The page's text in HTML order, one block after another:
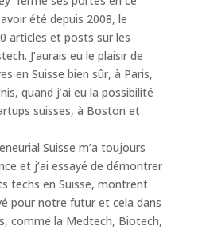
été depuis 2008, le
articles et posts sur les
J’aurais eu le plaisir de
en Suisse bien sûr, à Paris,
quand j’ai eu la possibilité
suisses, à Boston et
Suisse m’a toujours
et j’ai essayé de démontrer
techs en Suisse, montrent
pour notre futur et cela dans
comme la Medtech, Biotech,